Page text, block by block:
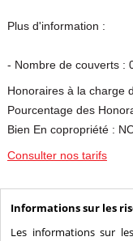
Plus d'information :
- Nombre de couverts :
Honoraires à la charge
Pourcentage des
Bien En copropriété :
Consulter nos tarifs
Informations sur les
Les informations sur